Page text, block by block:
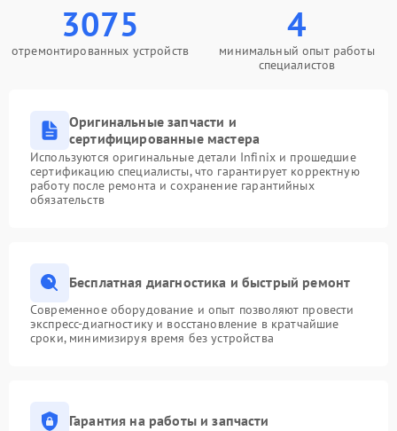
3075
отремонтированных устройств
4
минимальный опыт работы
специалистов
Оригинальные запчасти и
сертифицированные мастера
Используются оригинальные детали Infinix и прошедшие
сертификацию специалисты, что гарантирует корректную
работу после ремонта и сохранение гарантийных
обязательств
Бесплатная диагностика и быстрый ремонт
Современное оборудование и опыт позволяют провести
экспресс-диагностику и восстановление в кратчайшие
сроки, минимизируя время без устройства
Гарантия на работы и запчасти